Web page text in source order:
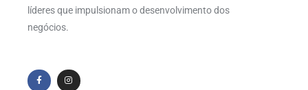
líderes que impulsionam o desenvolvimento dos
negócios.